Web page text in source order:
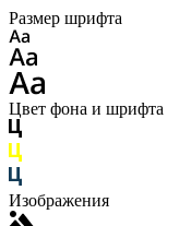
Размер шрифта
Цвет фона и шрифта
Изображения